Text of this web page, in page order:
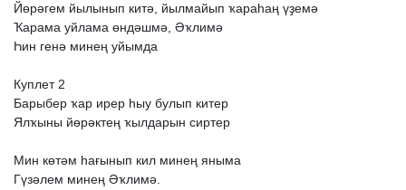
Йөрәгем йылынып китә, йылмайып ҡараһаң үҙемә
Ҡарама уйлама өндәшмә, Әҡлимә
Һин генә минең уйымда
Куплет 2
Барыбер ҡар ирер һыу булып китер
Ялҡыны йөрәктең ҡылдарын сиртер
Мин көтәм һағынып кил минең яныма
Гүзәлем минең Әҡлимә.